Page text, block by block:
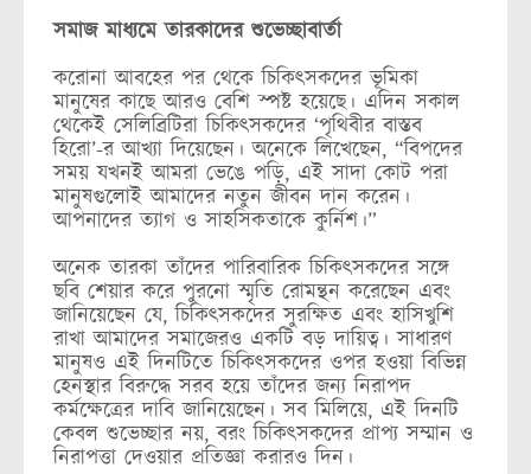
সমাজ মাধ্যমে তারকাদের শুভেচ্ছাবার্তা
করোনা আবহের পর থেকে চিকিৎসকদের ভূমিকা
মানুষের কাছে আরও বেশি স্পষ্ট হয়েছে। এদিন সকাল
থেকেই সেলিব্রিটিরা চিকিৎসকদের ‘পৃথিবীর বাস্তব
হিরো’-র আখ্যা দিয়েছেন। অনেকে লিখেছেন, “বিপদের
সময় যখনই আমরা ভেঙে পড়ি, এই সাদা কোট পরা
মানুষগুলোই আমাদের নতুন জীবন দান করেন।
আপনাদের ত্যাগ ও সাহসিকতাকে কুর্নিশ।”
অনেক তারকা তাঁদের পারিবারিক চিকিৎসকদের সঙ্গে
ছবি শেয়ার করে পুরনো স্মৃতি রোমন্থন করেছেন এবং
জানিয়েছেন যে, চিকিৎসকদের সুরক্ষিত এবং হাসিখুশি
রাখা আমাদের সমাজেরও একটি বড় দায়িত্ব। সাধারণ
মানুষও এই দিনটিতে চিকিৎসকদের ওপর হওয়া বিভিন্ন
হেনস্থার বিরুদ্ধে সরব হয়ে তাঁদের জন্য নিরাপদ
কর্মক্ষেত্রের দাবি জানিয়েছেন। সব মিলিয়ে, এই দিনটি
কেবল শুভেচ্ছার নয়, বরং চিকিৎসকদের প্রাপ্য সম্মান ও
নিরাপত্তা দেওয়ার প্রতিজ্ঞা করারও দিন।